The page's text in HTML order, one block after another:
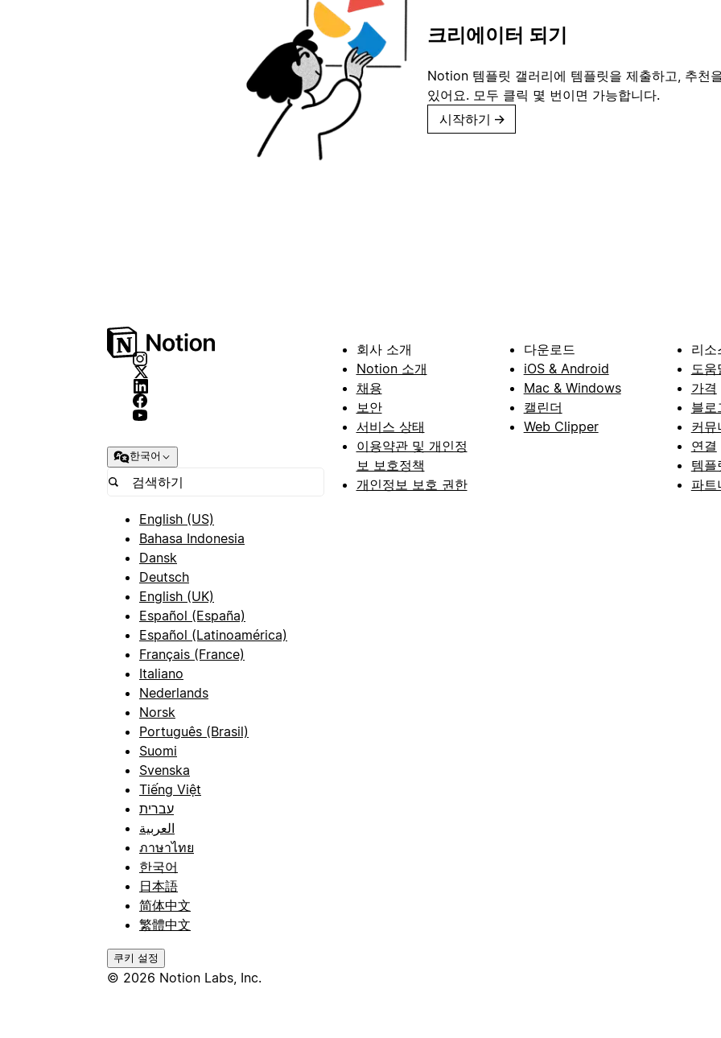
크리에이터 되기
Notion 템플릿 갤러리에 템플릿을 제출하고, 추천
있어요. 모두 클릭 몇 번이면 가능합니다.
시작하기 →
한국어
English (US)
Bahasa Indonesia
Dansk
Deutsch
English (UK)
Español (España)
Español (Latinoamérica)
Français (France)
Italiano
Nederlands
Norsk
Português (Brasil)
Suomi
Svenska
Tiếng Việt
עברית
العربية
ภาษาไทย
한국어
日本語
简体中文
繁體中文
쿠키 설정
© 2026 Notion Labs, Inc.
회사 소개
Notion 소개
채용
보안
서비스 상태
이용약관 및 개인정
보 보호정책
개인정보 보호 권한
다운로드
iOS & Android
Mac & Windows
캘린더
Web Clipper
리소
도움
가격
블로
커뮤
연결
템플
파트